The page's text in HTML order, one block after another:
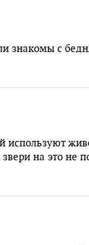
знакомы с
на это не